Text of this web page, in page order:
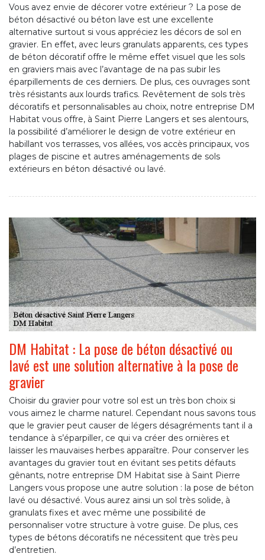
Vous avez envie de décorer votre extérieur ? La pose de
béton désactivé ou béton lave est une excellente
alternative surtout si vous appréciez les décors de sol en
gravier. En effet, avec leurs granulats apparents, ces types
de béton décoratif offre le même effet visuel que les sols
en graviers mais avec l’avantage de na pas subir les
éparpillements de ces derniers. De plus, ces ouvrages sont
très résistants aux lourds trafics. Revêtement de sols très
décoratifs et personnalisables au choix, notre entreprise DM
Habitat vous offre, à Saint Pierre Langers et ses alentours,
la possibilité d’améliorer le design de votre extérieur en
habillant vos terrasses, vos allées, vos accès principaux, vos
plages de piscine et autres aménagements de sols
extérieurs en béton désactivé ou lavé.
DM Habitat : La pose de béton désactivé ou
lavé est une solution alternative à la pose de
gravier
Choisir du gravier pour votre sol est un très bon choix si
vous aimez le charme naturel. Cependant nous savons tous
que le gravier peut causer de légers désagréments tant il a
tendance à s’éparpiller, ce qui va créer des ornières et
laisser les mauvaises herbes apparaître. Pour conserver les
avantages du gravier tout en évitant ses petits défauts
gênants, notre entreprise DM Habitat sise à Saint Pierre
Langers vous propose une autre solution : la pose de béton
lavé ou désactivé. Vous aurez ainsi un sol très solide, à
granulats fixes et avec même une possibilité de
personnaliser votre structure à votre guise. De plus, ces
types de bétons décoratifs ne nécessitent que très peu
d’entretien.